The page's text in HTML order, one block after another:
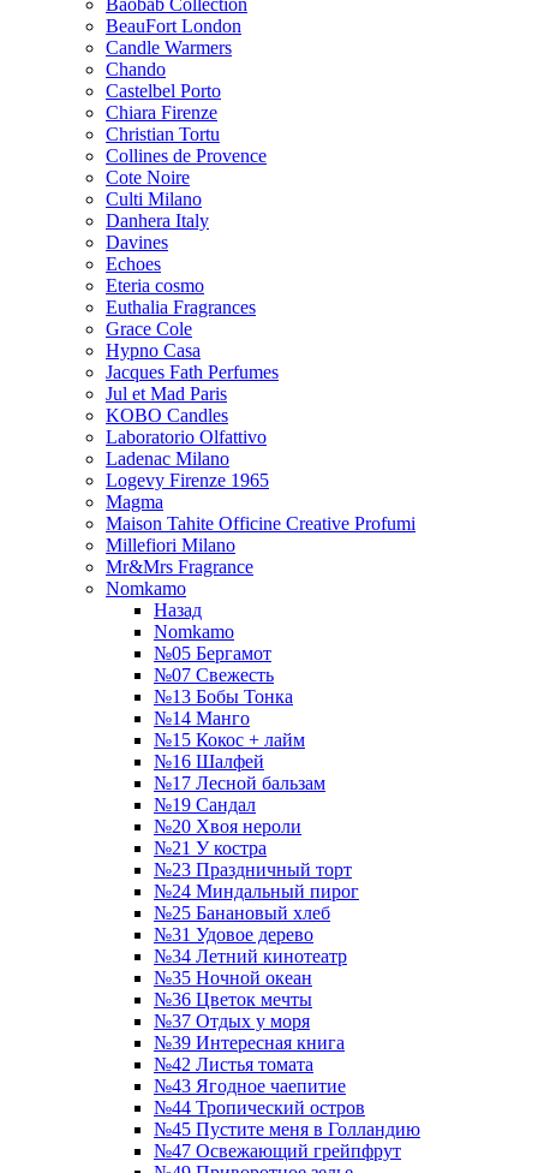
Baobab Collection
BeauFort London
Candle Warmers
Chando
Castelbel Porto
Chiara Firenze
Christian Tortu
Collines de Provence
Cote Noire
Culti Milano
Danhera Italy
Davines
Echoes
Eteria cosmo
Euthalia Fragrances
Grace Cole
Hypno Casa
Jacques Fath Perfumes
Jul et Mad Paris
KOBO Candles
Laboratorio Olfattivo
Ladenac Milano
Logevy Firenze 1965
Magma
Maison Tahite Officine Creative Profumi
Millefiori Milano
Mr&Mrs Fragrance
Nomkamo
Назад
Nomkamo
№05 Бергамот
№07 Свежесть
№13 Бобы Тонка
№14 Манго
№15 Кокос + лайм
№16 Шалфей
№17 Лесной бальзам
№19 Сандал
№20 Хвоя нероли
№21 У костра
№23 Праздничный торт
№24 Миндальный пирог
№25 Банановый хлеб
№31 Удовое дерево
№34 Летний кинотеатр
№35 Ночной океан
№36 Цветок мечты
№37 Отдых у моря
№39 Интересная книга
№42 Листья томата
№43 Ягодное чаепитие
№44 Тропический остров
№45 Пустите меня в Голландию
№47 Освежающий грейпфрут